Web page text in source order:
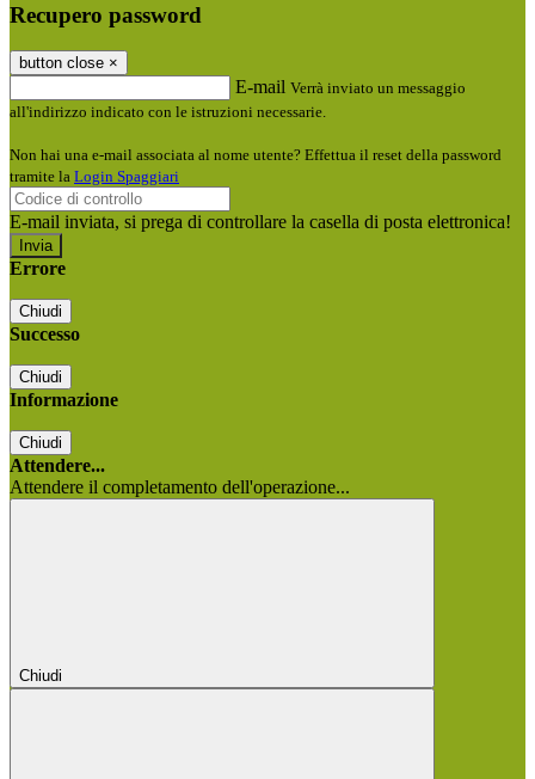
Recupero password
button close ×
E-mail Verrà inviato un messaggio
all'indirizzo indicato con le istruzioni necessarie.
Non hai una e-mail associata al nome utente? Effettua il reset della password
tramite la Login Spaggiari
E-mail inviata, si prega di controllare la casella di posta elettronica!
Errore
Chiudi
Successo
Chiudi
Informazione
Chiudi
Attendere...
Attendere il completamento dell'operazione...
Chiudi